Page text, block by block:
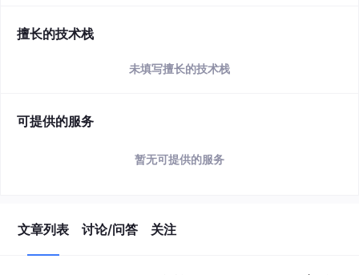
擅长的技术栈
未填写擅长的技术栈
可提供的服务
暂无可提供的服务
文章列表 讨论/问答 关注